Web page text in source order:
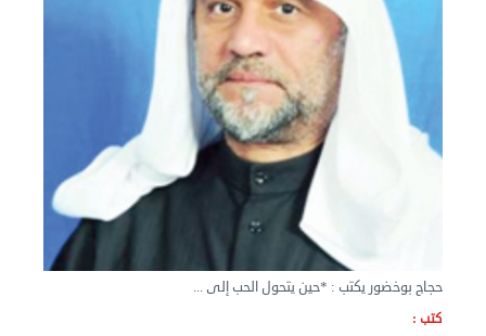
نقل عفش المنطقه العاشره 50636444 فك وتركيب ...
حجاج بوخضور يكتب : *حين يتحول الحب إلى ...
كتب :